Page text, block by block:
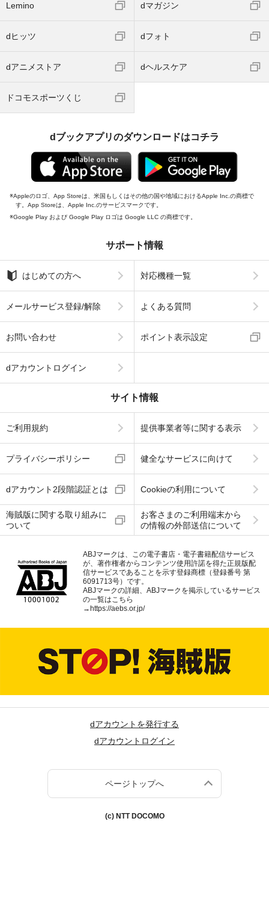
Lemino dマガジン
dヒッツ dフォト
dアニメストア dヘルスケア
ドコモスポーツくじ
dブックアプリのダウンロードはコチラ
Appleのロゴ、App Storeは、米国もしくはその他の国や地域におけるApple Inc.の商標で
す。App Storeは、Apple Inc.のサービスマークです。
Google Play および Google Play ロゴは Google LLC の商標です。
サポート情報
はじめての方へ 対応機種一覧
メールサービス登録/解除 よくある質問
お問い合わせ ポイント表示設定
dアカウントログイン
サイト情報
ご利用規約 提供事業者等に関する表示
プライバシーポリシー 健全なサービスに向けて
dアカウント2段階認証とは Cookieの利用について
海賊版に関する取り組みに
ついて
お客さまのご利用端末から
の情報の外部送信について
ABJマークは、この電子書店・電子書籍配信サービス
が、著作権者からコンテンツ使用許諾を得た正規版配
信サービスであることを示す登録商標（登録番号 第
6091713号）です。
ABJマークの詳細、ABJマークを掲示しているサービス
の一覧はこちら
→https://aebs.or.jp/
dアカウントを発行する
dアカウントログイン
ページトップへ
(c) NTT DOCOMO